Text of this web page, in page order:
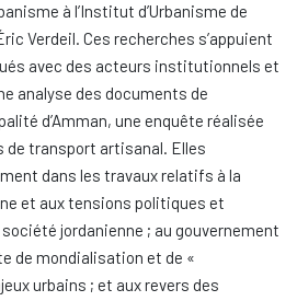
à l’Institut d’Urbanisme de
Verdeil. Ces recherches s’appuient
avec des acteurs institutionnels et
analyse des documents de
d’Amman, une enquête réalisée
de transport artisanal. Elles
dans les travaux relatifs à la
et aux tensions politiques et
jordanienne ; au gouvernement
de mondialisation et de «
urbains ; et aux revers des